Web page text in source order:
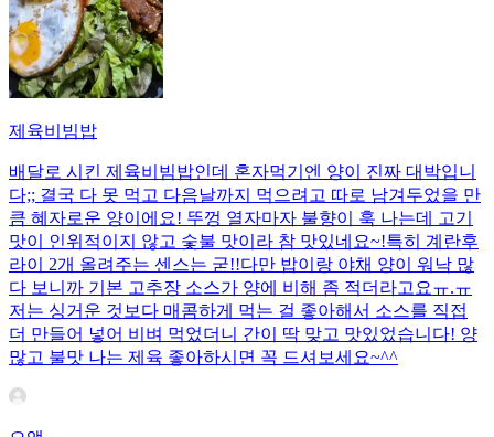
제육비빔밥
배달로 시킨 제육비빔밥인데 혼자먹기엔 양이 진짜 대박입니
다;; 결국 다 못 먹고 다음날까지 먹으려고 따로 남겨두었을 만
큼 혜자로운 양이에요! 뚜껑 열자마자 불향이 훅 나는데 고기
맛이 인위적이지 않고 숯불 맛이라 참 맛있네요~!특히 계란후
라이 2개 올려주는 센스는 굳!! ​다만 밥이랑 야채 양이 워낙 많
다 보니까 기본 고추장 소스가 양에 비해 좀 적더라고요ㅠ.ㅠ
저는 싱거운 것보다 매콤하게 먹는 걸 좋아해서 소스를 직접
더 만들어 넣어 비벼 먹었더니 간이 딱 맞고 맛있었습니다! 양
많고 불맛 나는 제육 좋아하시면 꼭 드셔보세요~^^